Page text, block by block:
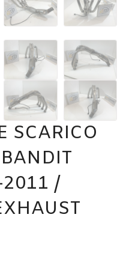
SCARICO
/